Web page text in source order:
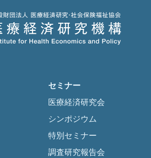
セミナー
医療経済研究会
シンポジウム
特別セミナー
調査研究報告会